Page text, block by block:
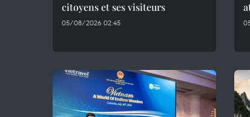
citoyens et ses visiteurs
05/08/2026 02:45